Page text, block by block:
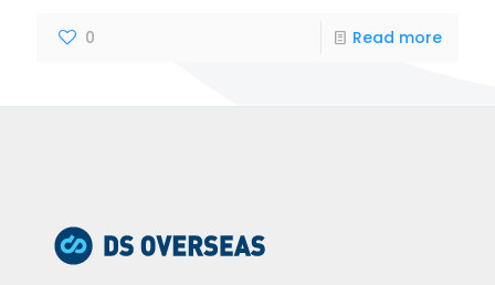
0 Read more